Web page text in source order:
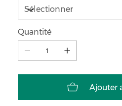
Quantité
Ajouter